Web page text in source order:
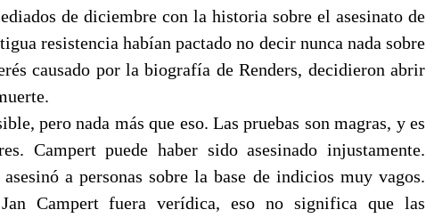
de diciembre con la historia sobre el asesinato de
resistencia habían pactado no decir nunca nada sobre
causado por la biografía de Renders, decidieron abrir
pero nada más que eso. Las pruebas son magras, y es
Campert puede haber sido asesinado injustamente.
a personas sobre la base de indicios muy vagos.
Campert fuera verídica, eso no significa que las